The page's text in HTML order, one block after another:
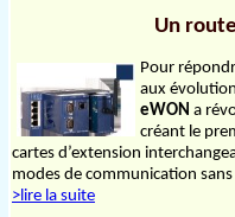
Un
Pour
aux
eWON a
créant le
cartes d’extension
modes de communication
>lire la suite